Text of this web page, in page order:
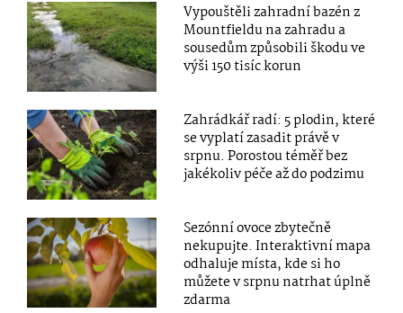
Vypouštěli zahradní bazén z
Mountfieldu na zahradu a
sousedům způsobili škodu ve
výši 150 tisíc korun
Zahrádkář radí: 5 plodin, které
se vyplatí zasadit právě v
srpnu. Porostou téměř bez
jakékoliv péče až do podzimu
Sezónní ovoce zbytečně
nekupujte. Interaktivní mapa
odhaluje místa, kde si ho
můžete v srpnu natrhat úplně
zdarma